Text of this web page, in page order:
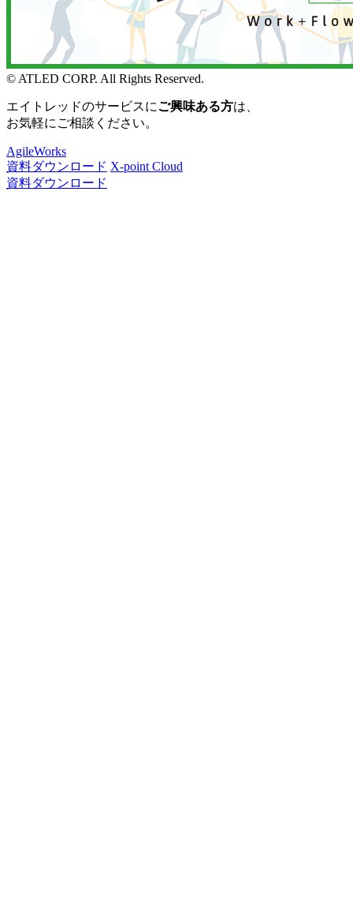
© ATLED CORP. All Rights Reserved.
エイトレッドのサービスにご興味ある方は、
お気軽にご相談ください。
AgileWorks
資料ダウンロード X-point Cloud
資料ダウンロード